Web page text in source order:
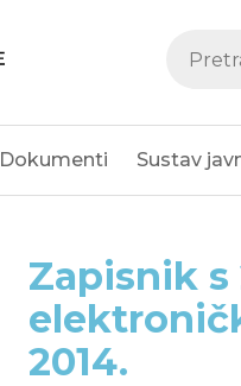
Dokumenti Sustav
Zapisnik s
2014.